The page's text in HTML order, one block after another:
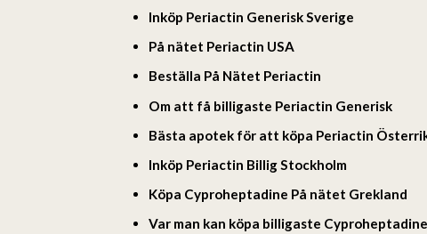
Inköp Periactin Generisk Sverige
På nätet Periactin USA
Beställa På Nätet Periactin
Om att få billigaste Periactin Generisk
Bästa apotek för att köpa Periactin
Inköp Periactin Billig Stockholm
Köpa Cyproheptadine På nätet Grekland
Var man kan köpa billigaste